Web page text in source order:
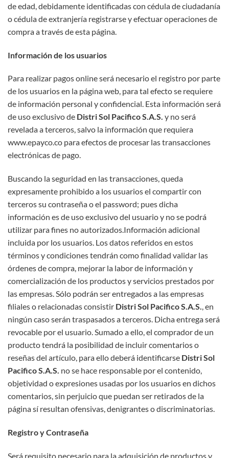
de edad, debidamente identificadas con cédula de ciudadanía
o cédula de extranjería registrarse y efectuar operaciones de
compra a través de esta página.
Información de los usuarios
Para realizar pagos online será necesario el registro por parte
de los usuarios en la página web, para tal efecto se requiere
de información personal y confidencial. Esta información será
de uso exclusivo de Distri Sol Pacifico S.A.S. y no será
revelada a terceros, salvo la información que requiera
www.epayco.co para efectos de procesar las transacciones
electrónicas de pago.
Buscando la seguridad en las transacciones, queda
expresamente prohibido a los usuarios el compartir con
terceros su contraseña o el password; pues dicha
información es de uso exclusivo del usuario y no se podrá
utilizar para fines no autorizados.Información adicional
incluida por los usuarios. Los datos referidos en estos
términos y condiciones tendrán como finalidad validar las
órdenes de compra, mejorar la labor de información y
comercialización de los productos y servicios prestados por
las empresas. Sólo podrán ser entregados a las empresas
filiales o relacionadas consistir Distri Sol Pacifico S.A.S., en
ningún caso serán traspasados a terceros. Dicha entrega será
revocable por el usuario. Sumado a ello, el comprador de un
producto tendrá la posibilidad de incluir comentarios o
reseñas del artículo, para ello deberá identificarse Distri Sol
Pacifico S.A.S. no se hace responsable por el contenido,
objetividad o expresiones usadas por los usuarios en dichos
comentarios, sin perjuicio que puedan ser retirados de la
página sí resultan ofensivas, denigrantes o discriminatorias.
Registro y Contraseña
Será requisito necesario para la adquisición de productos y